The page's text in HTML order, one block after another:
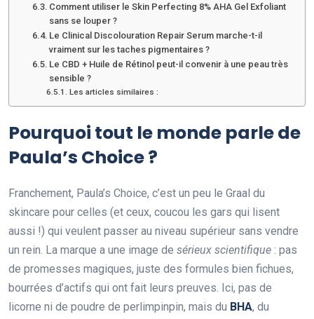
Comment utiliser le Skin Perfecting 8% AHA Gel Exfoliant
sans se louper ?
Le Clinical Discolouration Repair Serum marche-t-il
vraiment sur les taches pigmentaires ?
Le CBD + Huile de Rétinol peut-il convenir à une peau très
sensible ?
Les articles similaires :
Pourquoi tout le monde parle de
Paula’s Choice ?
Franchement, Paula’s Choice, c’est un peu le Graal du
skincare pour celles (et ceux, coucou les gars qui lisent
aussi !) qui veulent passer au niveau supérieur sans vendre
un rein. La marque a une image de sérieux scientifique : pas
de promesses magiques, juste des formules bien fichues,
bourrées d’actifs qui ont fait leurs preuves. Ici, pas de
licorne ni de poudre de perlimpinpin, mais du BHA, du